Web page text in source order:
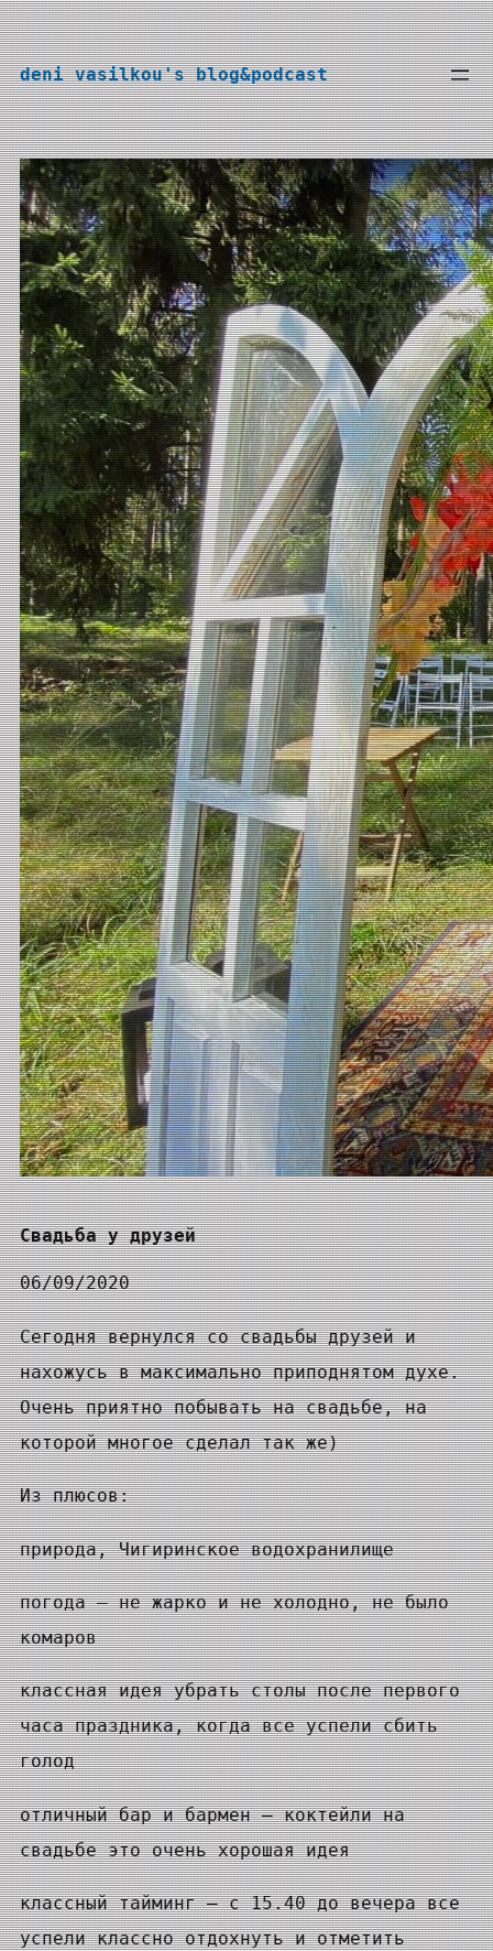
Перейти
к
содержимому
deni vasilkou's blog&podcast
Свадьба у друзей
06/09/2020
Сегодня вернулся со свадьбы друзей и
нахожусь в максимально приподнятом духе.
Очень приятно побывать на свадьбе, на
которой многое сделал так же)
Из плюсов:
природа, Чигиринское водохранилище
погода — не жарко и не холодно, не было
комаров
классная идея убрать столы после первого
часа праздника, когда все успели сбить
голод
отличный бар и бармен — коктейли на
свадьбе это очень хорошая идея
классный тайминг — с 15.40 до вечера все
успели классно отдохнуть и отметить